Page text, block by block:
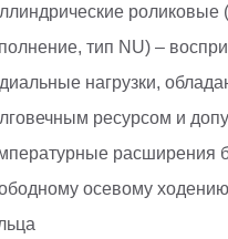
роликовые
тип NU) –
нагрузки,
ресурсом и
расширения
осевому